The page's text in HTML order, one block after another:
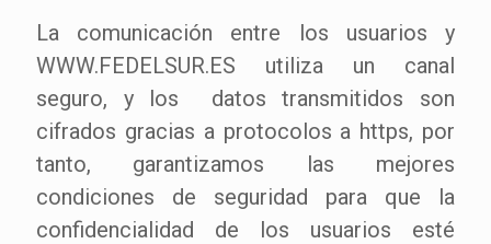
La comunicación entre los usuarios y
WWW.FEDELSUR.ES utiliza un canal
seguro, y los datos transmitidos son
cifrados gracias a protocolos a https, por
tanto, garantizamos las mejores
condiciones de seguridad para que la
confidencialidad de los usuarios esté